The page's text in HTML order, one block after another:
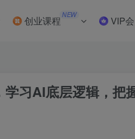
创业课程 NEW VIP
习AI底层逻辑，把